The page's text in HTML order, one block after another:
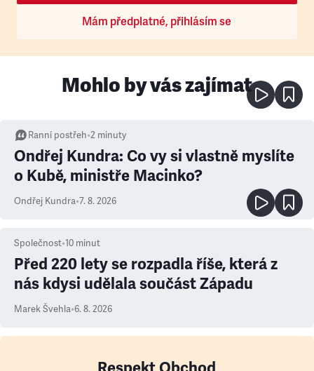
Mám předplatné, přihlásím se
Mohlo by vás zajímat
Ranní postřeh•2 minuty
Ondřej Kundra: Co vy si vlastně myslíte
o Kubě, ministře Macinko?
Ondřej Kundra•7. 8. 2026
Společnost•10 minut
Před 220 lety se rozpadla říše, která z
nás kdysi udělala součást Západu
Marek Švehla•6. 8. 2026